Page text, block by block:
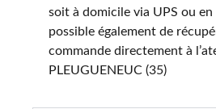
soit à domicile via UPS ou
possible également de
commande directement à
PLEUGUENEUC (35)